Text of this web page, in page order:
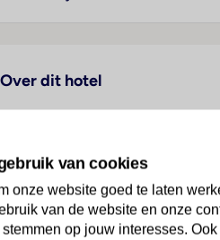
Over dit hotel
Euro Moniz
· Madeira En Porto Santo · Porto Moniz
van cookies
onze website goed te laten
van de website en onze
op jouw interesses. Ook